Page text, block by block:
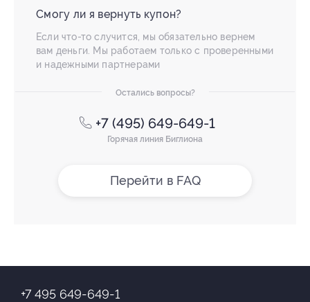
Смогу ли я вернуть купон?
Если что-то случится, мы обязательно вернем
вам деньги. Мы работаем только с проверенными
и надежными партнерами
Остались вопросы?
+7 (495) 649-649-1
Горячая линия Биглиона
Перейти в FAQ
+7 495 649-649-1